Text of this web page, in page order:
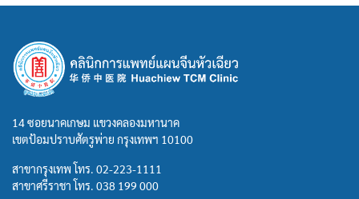
14 ซอยนาคเกษม แขวงคลองมหานาค
เขตป้อมปราบศัตรูพ่าย กรุงเทพฯ 10100
สาขากรุงเทพ โทร. 02-223-1111
สาขาศรีราชา โทร. 038 199 000